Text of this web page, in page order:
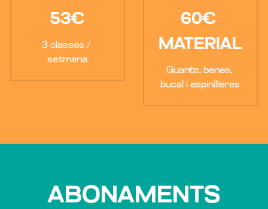
53€
3 classes /
setmana
60€
MATERIAL
Guants, benes,
bucal i espinilleres
ABONAMENTS